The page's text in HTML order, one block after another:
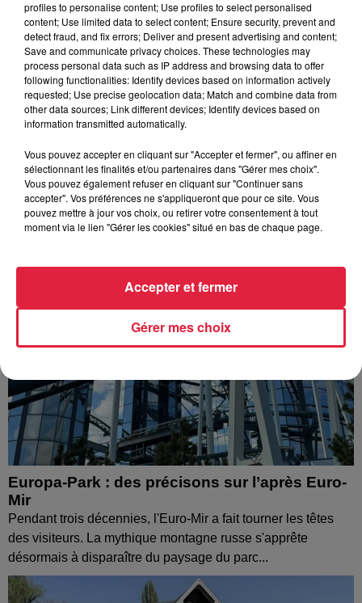
4 août 2026
Bischheim : disparition d’une
adolescente de 16 ans
À découvrir également
Europa-Park : des précisons sur l’après Euro-
Mir
Pendant trois décennies, l'Euro-Mir a fait tourner les têtes
des visiteurs. La mythique montagne russe s'apprête
désormais à disparaître du paysage du parc...
profiles to personalise content; Use profiles to select personalised
content; Use limited data to select content; Ensure security, prevent and
detect fraud, and fix errors; Deliver and present advertising and content;
Save and communicate privacy choices. These technologies may
process personal data such as IP address and browsing data to offer
following functionalities: Identify devices based on information actively
requested; Use precise geolocation data; Match and combine data from
other data sources; Link different devices; Identify devices based on
information transmitted automatically.
Vous pouvez accepter en cliquant sur "Accepter et fermer", ou affiner en
sélectionnant les finalités et/ou partenaires dans "Gérer mes choix".
Vous pouvez également refuser en cliquant sur "Continuer sans
accepter". Vos préférences ne s'appliqueront que pour ce site. Vous
pouvez mettre à jour vos choix, ou retirer votre consentement à tout
moment via le lien "Gérer les cookies" situé en bas de chaque page.
Gérer mes choix
Accepter et fermer